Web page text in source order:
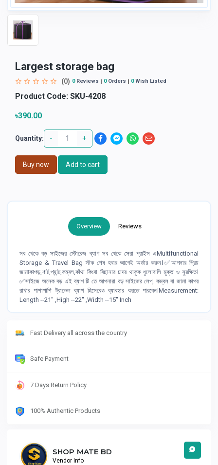
Largest storage bag
(0) 0Reviews 0Orders 0Wish Listed
Product Code: SKU-4208
৳390.00
Quantity: - +
Buy now Add to cart
Overview Reviews
সব থেকে বড় সাইজের স্টোরেজ ব্যাগ সব থেকে সেরা প্রাইস এMultifunctional
Storage & Travel Bag স্টক শেষ হবার আগেই অর্ডার করুন।✅আপনার প্রিয়
জামাকাপড়,শার্ট,প্যান্ট,কম্বল,কাঁথা কিংবা বিছানার চাদর থাকুক ধুলোবালি মুক্ত ও সুরক্ষিত।
✅সাইজে অনেক বড় এই ব্যাগ টি তে আপনারা বড় সাইজের লেপ, কম্বল বা জামা কাপর
রাখার পাশাপাশি ট্রাভেল ব্যাগ হিসেবেও ব্যাবহার করতে পারবেন।Measurement:
Length --21" ,High --22" ,Width --15" Inch
Fast Delivery all across the country
Safe Payment
7 Days Return Policy
100% Authentic Products
SHOP MATE BD
Vendor Info